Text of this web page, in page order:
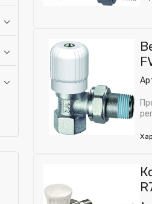
Бренд:FAR
Исполнение:
Область применения:
Рабочее давление, бар:
Пропускная
Присоединение к
Возможность
Наличие обратного
Материал:
Ширина (мм):
Область применения: